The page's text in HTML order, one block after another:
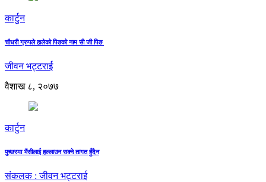
कार्टुन
चौधरी ग्रुपले हालेको पिङको नाम सी जी पिङ
जीवन भट्टराई
वैशाख ८, २०७७
कार्टुन
पुच्छरमा भैंसीलाई हल्लाउन सक्ने तागत हुँदैन
संकलक : जीवन भट्टराई